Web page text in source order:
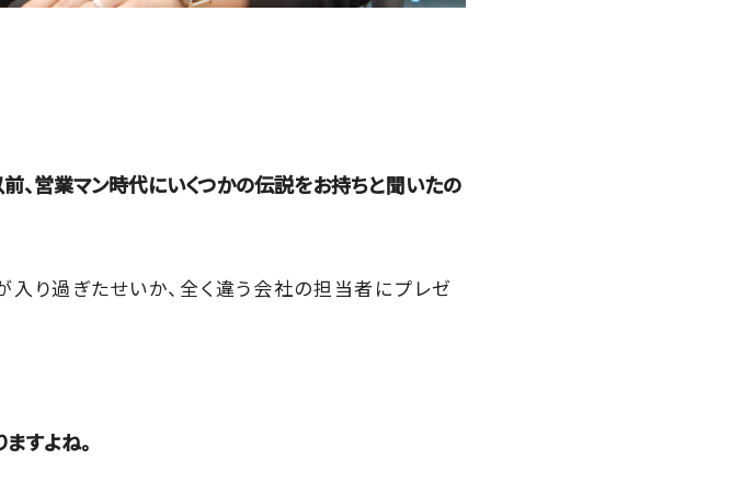
、営業マン時代にいくつかの伝説をお持ちと聞いたの
り過ぎたせいか、全く違う会社の担当者にプレゼ
すよね。